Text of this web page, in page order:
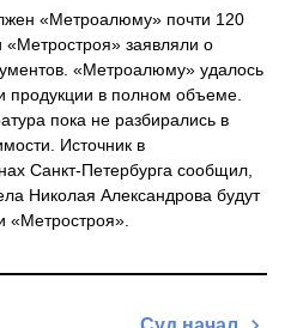
«Метроалюму» почти 120
«Метростроя» заявляли о
«Метроалюму» удалось
продукции в полном объеме.
пока не разбирались в
Источник в
Санкт-Петербурга сообщил,
Николая Александрова будут
«Метростроя».